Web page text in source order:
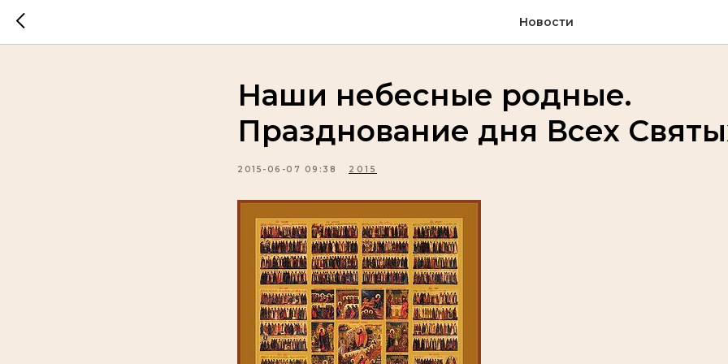
Новости
Наши небесные родные.
Празднование дня Всех
2015-06-07 09:38 2015